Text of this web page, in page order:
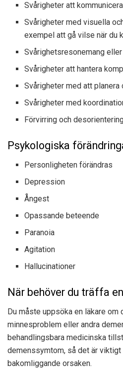
Svårigheter att
Svårigheter med visuella
exempel att gå vilse när du
Svårighetsresonemang
Svårigheter att hantera
Svårigheter med att planera
Svårigheter med
Förvirring och
Psykologiska
Personligheten förändras
Depression
Ångest
Opassande beteende
Paranoia
Agitation
Hallucinationer
När behöver du träffa
Du måste uppsöka en läkare om
minnesproblem eller andra
behandlingsbara medicinska
demenssymtom, så det är
bakomliggande orsaken.